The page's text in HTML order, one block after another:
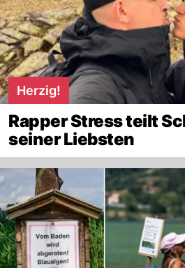
Herzig!
Rapper Stress teilt
seiner Liebsten